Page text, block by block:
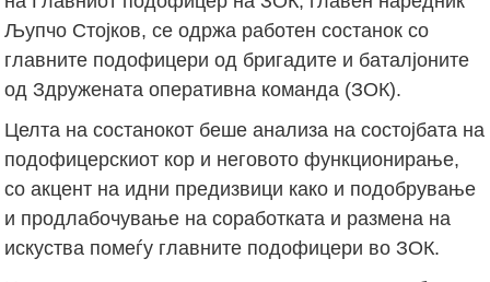
Љупчо Стојков, се одржа работен состанок со
главните подофицери од бригадите и баталјоните
од Здружената оперативна команда (ЗОК).
Целта на состанокот беше анализа на состојбата на
подофицерскиот кор и неговото функционирање,
со акцент на идни предизвици како и подобрување
и продлабочување на соработката и размена на
искуства помеѓу главните подофицери во ЗОК.